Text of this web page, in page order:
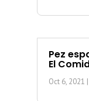
Pez
El
Oct 6, 2021